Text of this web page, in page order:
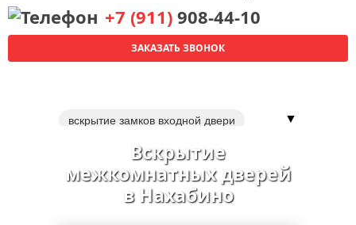
+7 (911) 908-44-10
ЗАКАЗАТЬ ЗВОНОК
вскрытие замков входной двери
вскрытие замка сейфа
вскрытие автомобилей
▼
Вскрытие
межкомнатных дверей
в Нахабино